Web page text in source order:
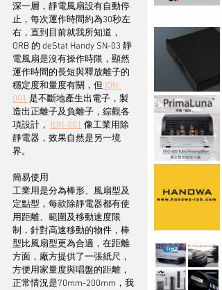
深一層，靜電風扇設有自動停
止，每次運作時間約為30秒左
右，直到目前就我所知道，
ORB 的 deStat Handy SN-03 靜
電風扇是沒有操作時限，顯然
運作時間的長短與釋放離子的
穩定度和量度有關，但 ION-
001 是不斷地產生出電子，製
造出正離子及負離子，綜觀各
項設計， ION-001 像工業用除
靜電器，效果自然是另一境
界。
簡易使用
工業用是分為棒形、風扇型及
定點型，每款除靜電器都有使
用距離、範圍及移動速度限
制，針對高速移動的物件，棒
型比風扇型更為合適，在距離
方面，廠方提供了一張紙尺，
方便用家量度與唱盤的距離，
正常情況是70mm-200mm，我